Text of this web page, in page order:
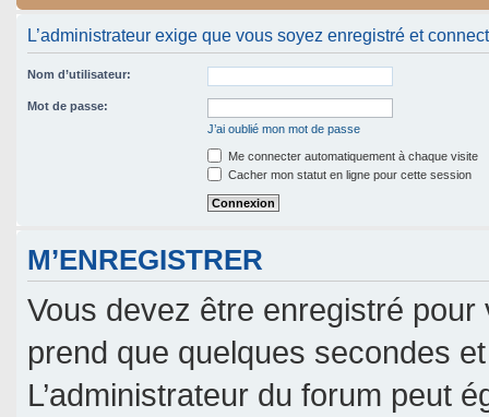
L’administrateur exige que vous soyez enregistré et
Nom d’utilisateur:
Mot de passe:
J’ai oublié mon mot de passe
Me connecter automatiquement à chaque visite
Cacher mon statut en ligne pour cette session
M’ENREGISTRER
Vous devez être enregistré pour
prend que quelques secondes
L’administrateur du forum peut